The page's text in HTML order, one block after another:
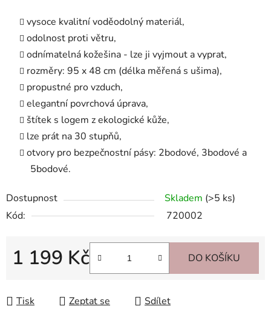
vysoce kvalitní voděodolný materiál,
odolnost proti větru,
odnímatelná kožešina - lze ji vyjmout a vyprat,
rozměry: 95 x 48 cm (délka měřená s ušima),
propustné pro vzduch,
elegantní povrchová úprava,
štítek s logem z ekologické kůže,
lze prát na 30 stupňů,
otvory pro bezpečnostní pásy: 2bodové, 3bodové a
5bodové.
Dostupnost Skladem (>5 ks)
Kód:
720002
1 199 Kč DO KOŠÍKU
Tisk Zeptat se Sdílet